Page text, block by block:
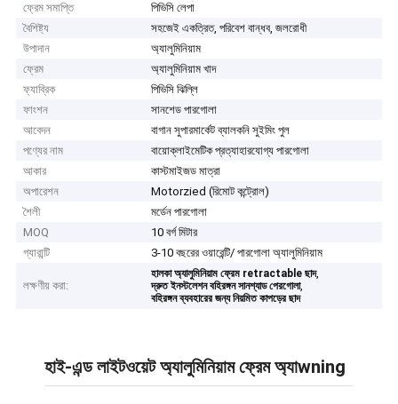
ফ্রেম সমাপ্তি
পিভিসি লেপা
বৈশিষ্ট্য
সহজেই একত্রিত, পরিবেশ বান্ধব, জলরোধী
উপাদান
অ্যালুমিনিয়াম
ফ্রেম
অ্যালুমিনিয়াম খাদ
ফ্যাব্রিক
পিভিসি ঝিল্লি
ফাংশন
সানশেড পারগোলা
আবেদন
বাগান সুপারমার্কেট ব্যালকনি সুইমিং পুল
পণ্যের নাম
বায়োক্লাইমেটিক প্রত্যাহারযোগ্য পারগোলা
আকার
কাস্টমাইজড মাত্রা
অপারেশন
Motorzied (রিমোট কন্ট্রোল)
শৈলী
মর্ডেন পারগোলা
MOQ
10 বর্গ মিটার
গ্যারান্টি
3-10 বছরের ওয়ারেন্টি/ পারগোলা অ্যালুমিনিয়াম
লক্ষণীয় করা:
হালকা অ্যালুমিনিয়াম ফ্রেম retractable ছাদ,
দ্রুত ইনস্টলেশন বহিরঙ্গন সানশ্যাড পেরগোলা,
বহিরঙ্গন ব্যবহারের জন্য নিয়মিত কাপড়ের ছাদ
হাই-এন্ড লাইটওয়েট অ্যালুমিনিয়াম ফ্রেম অ্যাwning